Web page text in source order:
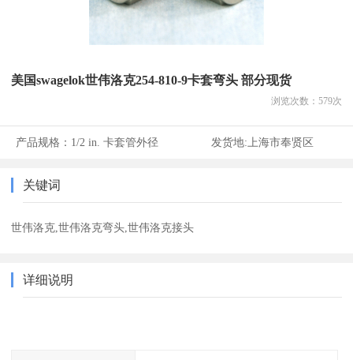
美国swagelok世伟洛克254-810-9卡套弯头 部分现货
浏览次数： 579次
产品规格： 1/2 in. 卡套管外径 发货地: 上海市奉贤区
关键词
世伟洛克,世伟洛克弯头,世伟洛克接头
详细说明